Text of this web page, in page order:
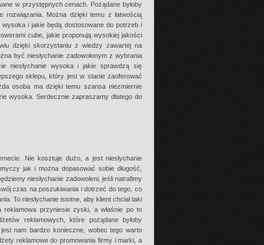
w przystępnych cenach. Pożądane byłoby
Można dzięki temu z łatwością
i jakie będą dostosowane do potrzeb i
cube, jakie proponują wysokiej jakości
dzięki skorzystaniu z wiedzy zawartej na
być niesłychanie zadowolonym z wybrania
niesłychanie wysoka i jakie sprawdzą się
sklepu, który jest w stanie zaoferować
osoba ma dzięki temu szansa niezmiernie
wysoka. Serdecznie zapraszamy dlatego do
Nie kosztuje dużo, a jest niesłychanie
jak i można dopasować sobie długość,
niesłychanie zadowoleni, jeśli natrafimy
czas na poszukiwania i dotrzeć do tego, co
To niesłychanie istotne, aby klient chciał taki
przyniesie zyski, a właśnie po to
reklamowych, które pożądane byłoby
nam bardzo konieczne, wobec tego warto
reklamowe do promowania firmy i marki, a